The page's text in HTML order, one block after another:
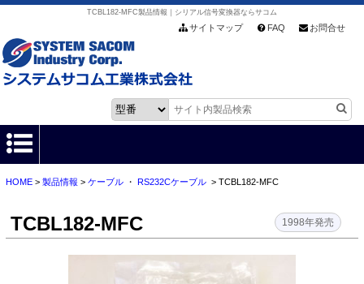
TCBL182-MFC製品情報｜シリアル信号変換器ならサコム
サイトマップ FAQ お問合せ
HOME
各種ダウンロード
HOME> 製品情報 > ケーブル・ RS232Cケーブル> TCBL182-MFC
TCBL182-MFC 1998年発売